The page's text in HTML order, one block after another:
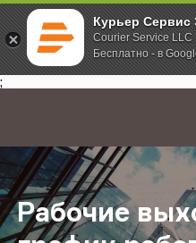
Курьер Сервис
Courier Service LLC
Бесплатно - в
;
Главная О компании
Рабочие